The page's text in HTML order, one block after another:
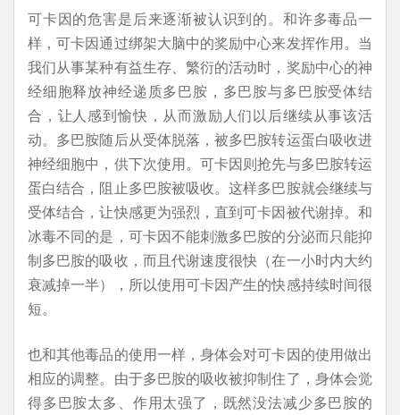
可卡因的危害是后来逐渐被认识到的。和许多毒品一
样，可卡因通过绑架大脑中的奖励中心来发挥作用。当
我们从事某种有益生存、繁衍的活动时，奖励中心的神
经细胞释放神经递质多巴胺，多巴胺与多巴胺受体结
合，让人感到愉快，从而激励人们以后继续从事该活
动。多巴胺随后从受体脱落，被多巴胺转运蛋白吸收进
神经细胞中，供下次使用。可卡因则抢先与多巴胺转运
蛋白结合，阻止多巴胺被吸收。这样多巴胺就会继续与
受体结合，让快感更为强烈，直到可卡因被代谢掉。和
冰毒不同的是，可卡因不能刺激多巴胺的分泌而只能抑
制多巴胺的吸收，而且代谢速度很快（在一小时内大约
衰减掉一半），所以使用可卡因产生的快感持续时间很
短。
也和其他毒品的使用一样，身体会对可卡因的使用做出
相应的调整。由于多巴胺的吸收被抑制住了，身体会觉
得多巴胺太多、作用太强了，既然没法减少多巴胺的